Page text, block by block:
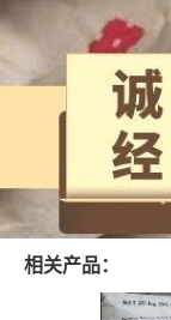
相关产品：